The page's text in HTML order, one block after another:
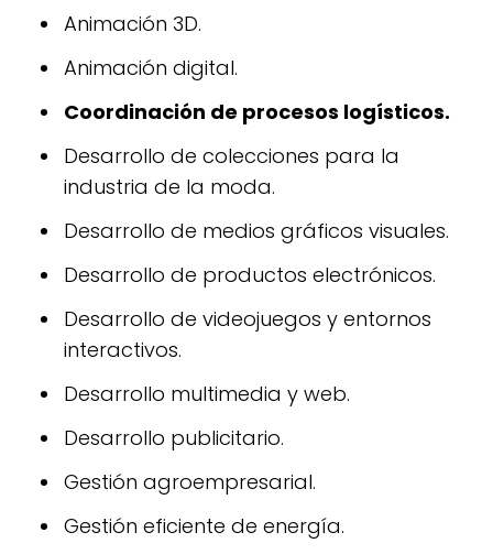
Animación 3D.
Animación digital.
Coordinación de procesos logísticos.
Desarrollo de colecciones para la
industria de la moda.
Desarrollo de medios gráficos visuales.
Desarrollo de productos electrónicos.
Desarrollo de videojuegos y entornos
interactivos.
Desarrollo multimedia y web.
Desarrollo publicitario.
Gestión agroempresarial.
Gestión eficiente de energía.